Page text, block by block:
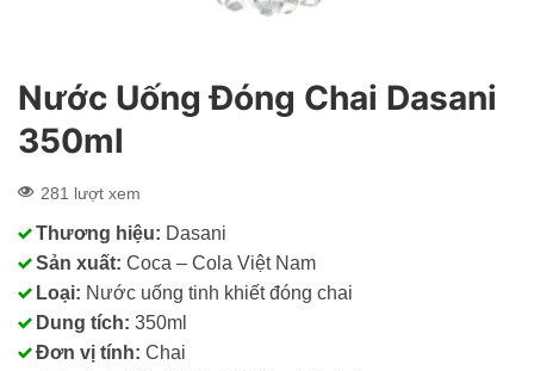
Nước Uống Đóng Chai Dasani
350ml
281 lượt xem
Thương hiệu: Dasani
Sản xuất: Coca – Cola Việt Nam
Loại: Nước uống tinh khiết đóng chai
Dung tích: 350ml
Đơn vị tính: Chai